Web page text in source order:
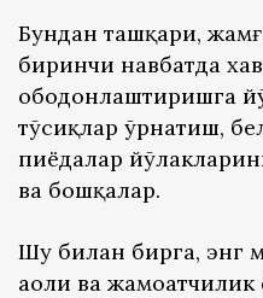
Бундан ташқари,
биринчи навбатда
ободонлаштиришга
тўсиқлар ўрнатиш,
пиёдалар
ва бошқалар.
Шу билан бирга, энг
аҳоли ва